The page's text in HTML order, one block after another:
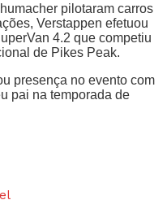
pilotaram carros
Verstappen efetuou
4.2 que competiu
de Pikes Peak.
presença no evento com
pai na temporada de